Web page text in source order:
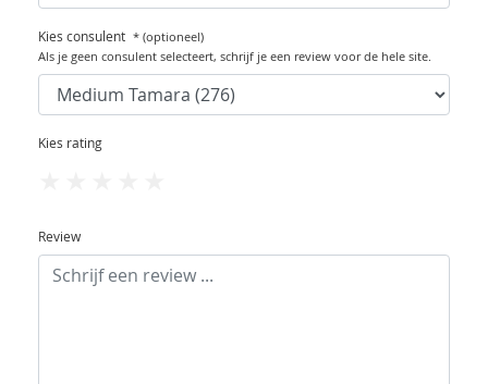
Kies consulent * (optioneel)
Als je geen consulent selecteert, schrijf je een review voor de hele site.
Kies rating
Review